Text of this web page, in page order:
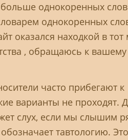
однокоренных
однокоренных
оказался находкой в тот
, обращаюсь к вашему
часто прибегают к
варианты не проходят.
слух, если мы слышим
тавтологию.